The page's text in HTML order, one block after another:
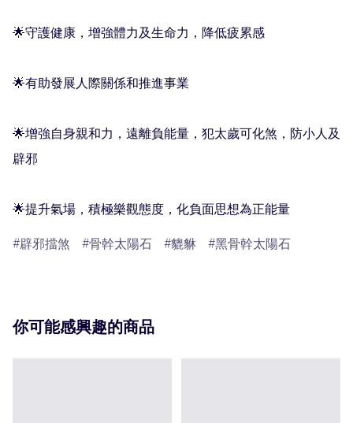
🌟守護健康，增強體力及生命力，降低疲累感
🌟有助發展人際關係和推進事業
🌟增強自身親和力，遠離負能量，犯太歲可化煞，防小人及
辟邪
🌟提升氣場，積極樂觀態度，化負面思想為正能量
辟邪擋煞
骨幹太陽石 貔貅 黑骨幹太陽石
你可能感興趣的商品